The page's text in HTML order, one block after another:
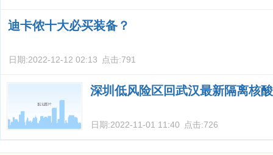
迪卡侬十大必买装备？
日期:2022-12-12 02:13 点击:791
深圳低风险区回武汉最新隔离核
日期:2022-11-01 11:40 点击:726